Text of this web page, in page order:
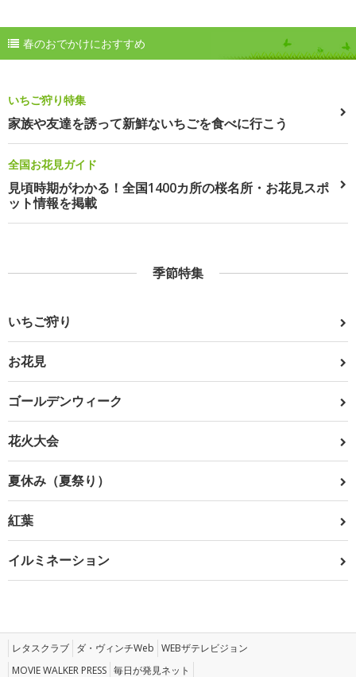
春のおでかけにおすすめ
いちご狩り特集
家族や友達を誘って新鮮ないちごを食べに行こう
全国お花見ガイド
見頃時期がわかる！全国1400カ所の桜名所・お花見スポ
ット情報を掲載
季節特集
いちご狩り
お花見
ゴールデンウィーク
花火大会
夏休み（夏祭り）
紅葉
イルミネーション
レタスクラブ ダ・ヴィンチWeb WEBザテレビジョン
MOVIE WALKER PRESS 毎日が発見ネット